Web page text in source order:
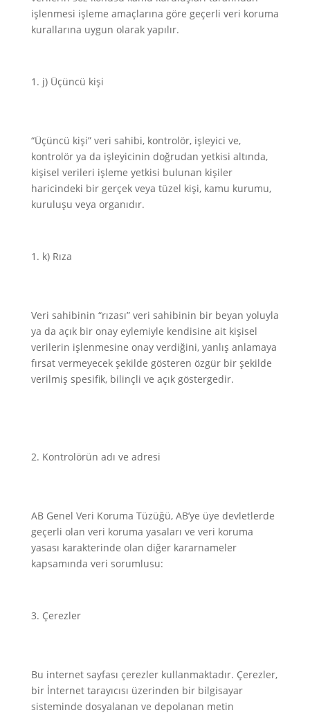
işlenmesi işleme amaçlarına göre geçerli veri koruma
kurallarına uygun olarak yapılır.
j) Üçüncü kişi
“Üçüncü kişi” veri sahibi, kontrolör, işleyici ve,
kontrolör ya da işleyicinin doğrudan yetkisi altında,
kişisel verileri işleme yetkisi bulunan kişiler
haricindeki bir gerçek veya tüzel kişi, kamu kurumu,
kuruluşu veya organıdır.
k) Rıza
Veri sahibinin “rızası” veri sahibinin bir beyan yoluyla
ya da açık bir onay eylemiyle kendisine ait kişisel
verilerin işlenmesine onay verdiğini, yanlış anlamaya
fırsat vermeyecek şekilde gösteren özgür bir şekilde
verilmiş spesifik, bilinçli ve açık göstergedir.
Kontrolörün adı ve adresi
AB Genel Veri Koruma Tüzüğü, AB’ye üye devletlerde
geçerli olan veri koruma yasaları ve veri koruma
yasası karakterinde olan diğer kararnameler
kapsamında veri sorumlusu:
Çerezler
Bu internet sayfası çerezler kullanmaktadır. Çerezler,
bir İnternet tarayıcısı üzerinden bir bilgisayar
sisteminde dosyalanan ve depolanan metin